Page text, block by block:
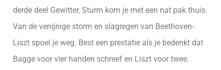
derde deel Gewitter, Sturm kom je met een nat pak thuis.
Van de venijnige storm en slagregen van Beethoven-
Liszt spoel je weg. Best een prestatie als je bedenkt dat
Bagge voor vier handen schreef en Liszt voor twee.